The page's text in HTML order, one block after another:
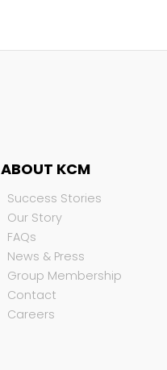
ABOUT KCM
Success Stories
Our Story
FAQs
News & Press
Group Membership
Contact
Careers